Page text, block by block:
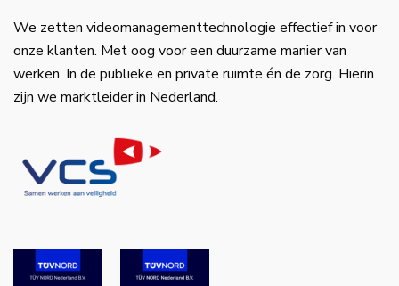
We zetten videomanagementtechnologie effectief in voor
onze klanten. Met oog voor een duurzame manier van
werken. In de publieke en private ruimte én de zorg. Hierin
zijn we marktleider in Nederland.